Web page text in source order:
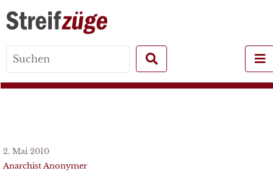
for:
2. Mai 2010
Anarchist Anonymer